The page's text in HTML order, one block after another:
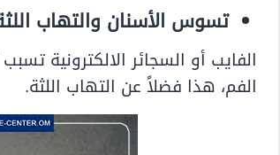
تسوس الأسنان والتهاب
الفايب أو السجائر الالكترونية
الفم، هذا فضلاً عن التهاب اللثة.